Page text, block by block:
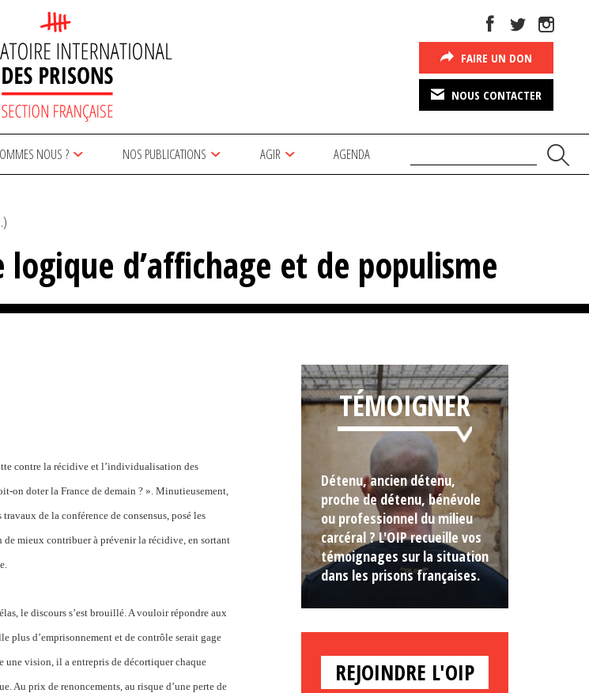
FAIRE UN DON
NOUS CONTACTER
NOUS ? NOS PUBLICATIONS AGIR AGENDA
d’affichage et de populisme
contre la récidive et l’individualisation des
on doter la France de demain ? ». Minutieusement,
de la conférence de consensus, posé les
mieux contribuer à prévenir la récidive, en sortant
le discours s’est brouillé. A vouloir répondre aux
plus d’emprisonnement et de contrôle serait gage
une vision, il a entrepris de décortiquer chaque
Au prix de renoncements, au risque d’une perte de
TÉMOIGNER
Détenu, ancien détenu,
proche de détenu, bénévole
ou professionnel du milieu
carcéral ? L'OIP recueille vos
témoignages sur la situation
dans les prisons françaises.
REJOINDRE L'OIP